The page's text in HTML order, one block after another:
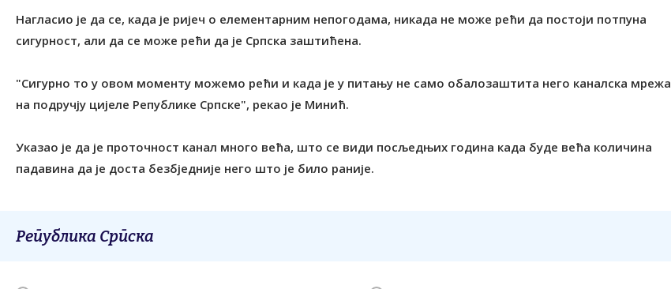
Нагласио је да се, када је ријеч о елементарним непогодама, никада не може рећи да постоји потпуна
сигурност, али да се може рећи да је Српска заштићена.
"Сигурно то у овом моменту можемо рећи и када је у питању не само обалозаштита него каналска мрежа
на подручју цијеле Републике Српске", рекао је Минић.
Указао је да је проточност канал много већа, што се види посљедњих година када буде већа количина
падавина да је доста безбједније него што је било раније.
Република Српска